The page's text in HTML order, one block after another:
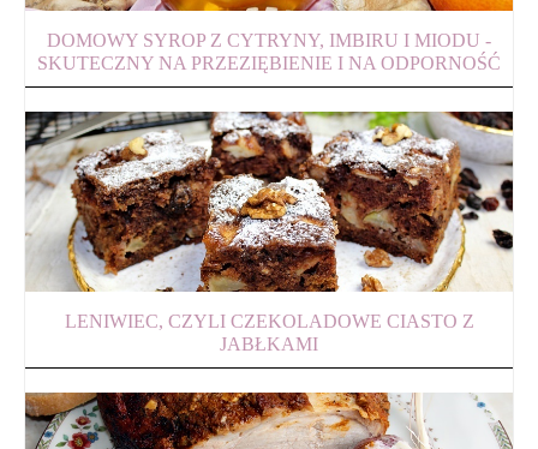
DOMOWY SYROP Z CYTRYNY, IMBIRU I MIODU -
SKUTECZNY NA PRZEZIĘBIENIE I NA ODPORNOŚĆ
LENIWIEC, CZYLI CZEKOLADOWE CIASTO Z
JABŁKAMI